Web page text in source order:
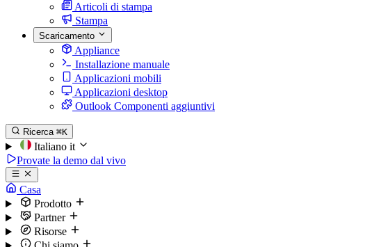
Articoli di stampa
Stampa
Scaricamento
Appliance
Installazione manuale
Applicazioni mobili
Applicazioni desktop
Outlook Componenti aggiuntivi
Ricerca ⌘K
Italiano it
Provate la demo dal vivo
Casa
Prodotto
Partner
Risorse